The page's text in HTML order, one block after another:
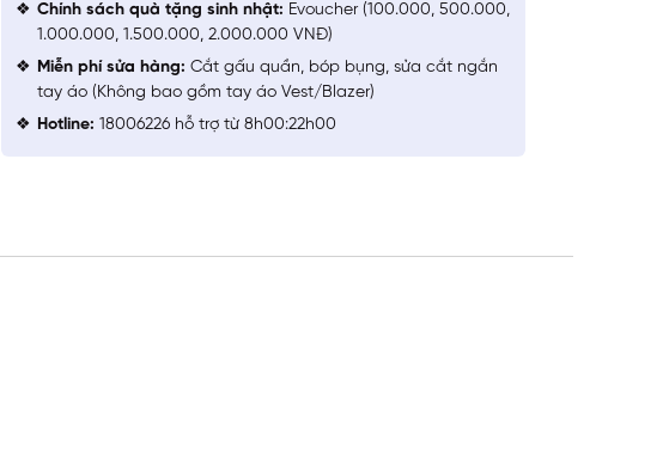
Chính sách quà tặng sinh nhật: Evoucher (100.000, 500.000,
1.000.000, 1.500.000, 2.000.000 VNĐ)
Miễn phí sửa hàng: Cắt gấu quần, bóp bụng, sửa cắt ngắn
tay áo (Không bao gồm tay áo Vest/Blazer)
Hotline: 18006226 hỗ trợ từ 8h00:22h00